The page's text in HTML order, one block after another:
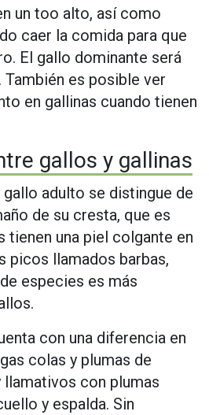
un too alto, así como
caer la comida para que
El gallo dominante será
es posible ver
en gallinas cuando tienen
gallos y gallinas
gallo adulto se distingue de
de su cresta, que es
tienen una piel colgante en
picos llamados barbas,
especies es más
con una diferencia en
colas y plumas de
con plumas
y espalda. Sin